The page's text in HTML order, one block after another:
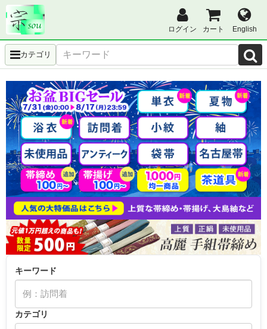
ログイン カート English
カテゴリ
キーワード
カテゴリ